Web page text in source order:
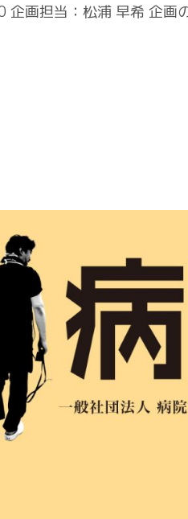
画担当：松浦 早希 企画